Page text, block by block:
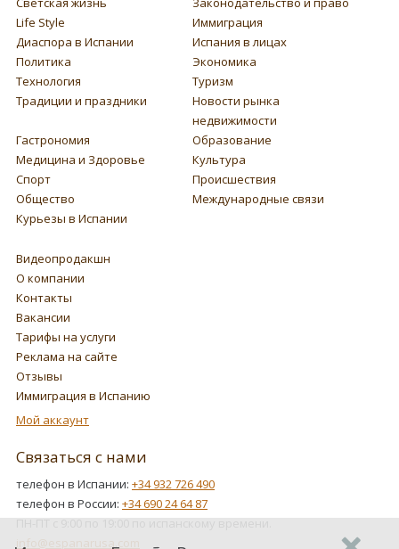
Life Style
Иммиграция
Диаспора в Испании
Испания в лицах
Политика
Экономика
Технология
Туризм
Традиции и праздники
Новости рынка
недвижимости
Гастрономия
Образование
Медицина и Здоровье
Культура
Спорт
Происшествия
Общество
Международные связи
Курьезы в Испании
Видеопродакшн
О компании
Контакты
Вакансии
Тарифы на услуги
Реклама на сайте
Отзывы
Иммиграция в Испанию
Мой аккаунт
Связаться с нами
телефон в Испании: +34 932 726 490
телефон в России: +34 690 24 64 87
ПН-ПТ с 9:00 по 19:00 по испанскому времени.
info@espanarusa.com